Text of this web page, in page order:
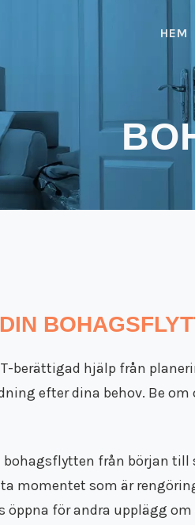
HEM
berättigad hjälp från
efter dina behov. Be om
bohagsflytten från början till
momentet som är
öppna för andra upplägg om